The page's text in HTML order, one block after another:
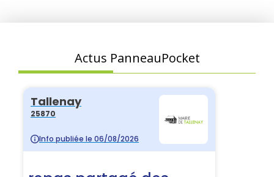
Actus PanneauPocket